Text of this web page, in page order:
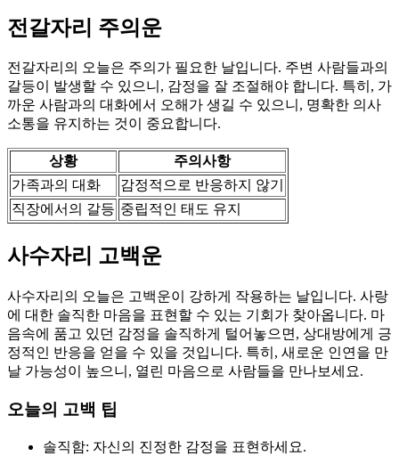
전갈자리 주의운
전갈자리의 오늘은 주의가 필요한 날입니다. 주변 사람들과의
갈등이 발생할 수 있으니, 감정을 잘 조절해야 합니다. 특히, 가
까운 사람과의 대화에서 오해가 생길 수 있으니, 명확한 의사
소통을 유지하는 것이 중요합니다.
상황
주의사항
가족과의 대화
감정적으로 반응하지 않기
직장에서의 갈등 중립적인 태도 유지
사수자리 고백운
사수자리의 오늘은 고백운이 강하게 작용하는 날입니다. 사랑
에 대한 솔직한 마음을 표현할 수 있는 기회가 찾아옵니다. 마
음속에 품고 있던 감정을 솔직하게 털어놓으면, 상대방에게 긍
정적인 반응을 얻을 수 있을 것입니다. 특히, 새로운 인연을 만
날 가능성이 높으니, 열린 마음으로 사람들을 만나보세요.
오늘의 고백 팁
솔직함: 자신의 진정한 감정을 표현하세요.